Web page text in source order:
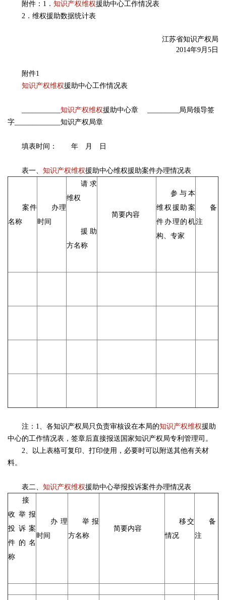
附件：1． 知识产权维权援助中心工作情况表
2．维权援助数据统计表
江苏省知识产权局
2014年9月5日
附件1
知识产权维权援助中心工作情况表
知识产权维权援助中心章 _________局局领导签
字_____________知识产权局章
填表时间： 年 月 日
表一、 知识产权维权援助中心维权援助案件办理情况表
案件
名称
办理
时间
请求
维权
援助
方名称
简要内容
参与本
维权援助案
件办理的机
构、专家
备
注
注：1、各知识产权局只负责审核设在本局的知识产权维权援助
中心的工作情况表，签章后直接报送国家知识产权局专利管理司。
2、以上表格可复印、打印使用，必要时可以附送其他有关材
料。
表二、 知识产权维权援助中心举报投诉案件办理情况表
接
收举报
投诉案
件的名
称
办理
时间
举报
方名称
简要内容
移交
情况
备
注